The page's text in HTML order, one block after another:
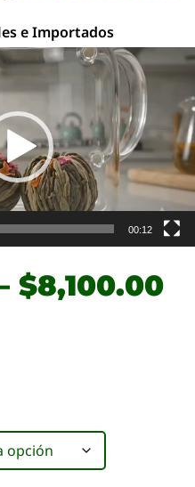
e Importados
00:12
$8,100.00